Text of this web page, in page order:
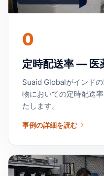
0
定時配送率 — 医
Suaid Globalがインド
物においての定時配送
たします。
事例の詳細を読む